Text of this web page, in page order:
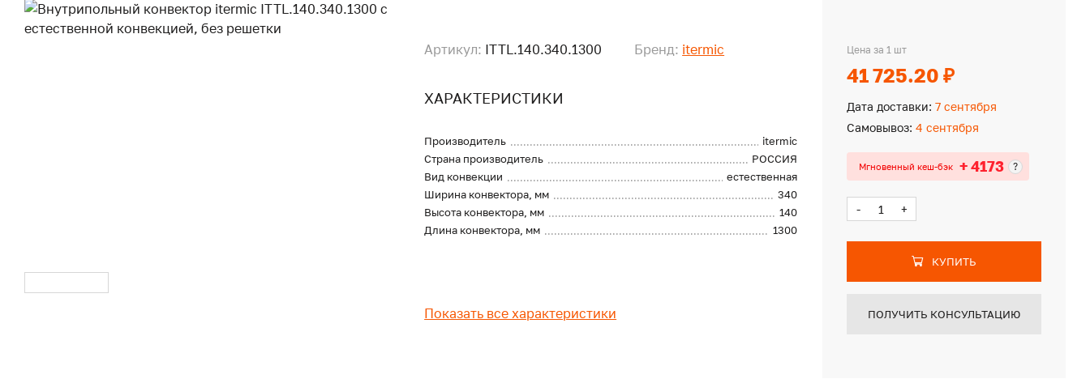
Артикул: ITTL.140.340.1300 Бренд: itermic
ХАРАКТЕРИСТИКИ
Производитель
itermic
Страна производитель
РОССИЯ
Вид конвекции
естественная
Ширина конвектора, мм
340
Высота конвектора, мм
140
Длина конвектора, мм
1300
Показать все характеристики
Цена за 1 шт
41 725.20 ₽
Дата доставки: 7 сентября
Самовывоз: 4 сентября
Мгновенный кеш-бэк + 4173 ?
- +
КУПИТЬ
ПОЛУЧИТЬ КОНСУЛЬТАЦИЮ